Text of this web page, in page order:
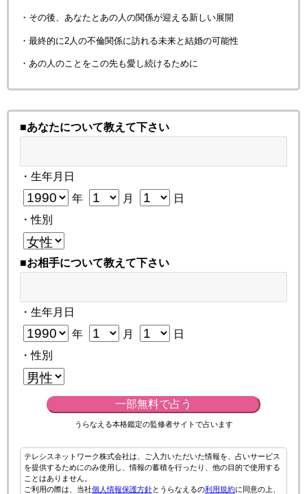
・その後、あなたとあの人の関係が迎える新しい展開
・最終的に2人の不倫関係に訪れる未来と結婚の可能性
・あの人のことをこの先も愛し続けるために
■あなたについて教えて下さい
・生年月日
年 月
日
・性別
■お相手について教えて下さい
・生年月日
年 月
日
・性別
一部無料で占う
うらなえる本格鑑定の監修者サイトで占います
テレシスネットワーク株式会社は、ご入力いただいた情報を、占いサービス
を提供するためにのみ使用し、情報の蓄積を行ったり、他の目的で使用する
ことはありません。
ご利用の際は、当社個人情報保護方針とうらなえるの利用規約に同意の上、